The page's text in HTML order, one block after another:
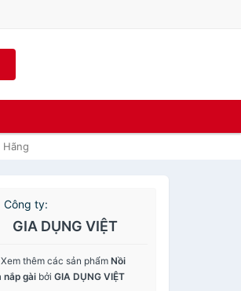
Hãng
Công ty:
GIA DỤNG VIỆT
Xem thêm các sản phẩmNồi
nắp gài bởiGIA DỤNG VIỆT